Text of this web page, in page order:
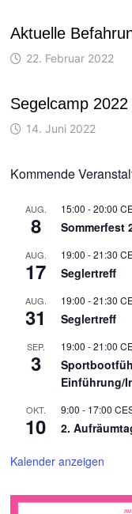
Aktuelle
22. Februar 2022
Segelcamp 2022
14. Juni 2022
Kommende
AUG.
8
15:00 -20:00
Sommerfest
AUG.
17
19:00 -21:30
Seglertreff
AUG.
31
19:00 -21:30
Seglertreff
SEP.
3
19:00 -21:00
Einführung/
OKT.
10
9:00 - 17:00
2.
Kalender anzeigen